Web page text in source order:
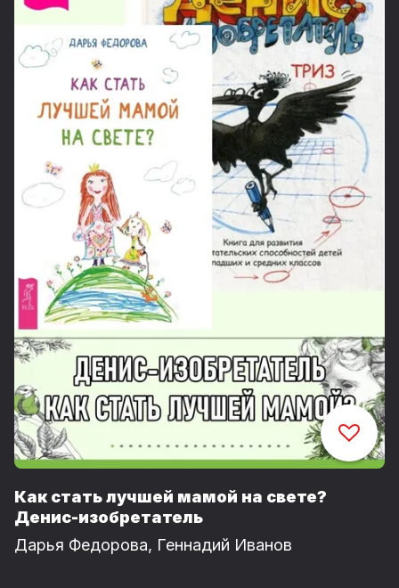
Как стать лучшей мамой на свете?
Денис-изобретатель
Дарья Федорова, Геннадий Иванов